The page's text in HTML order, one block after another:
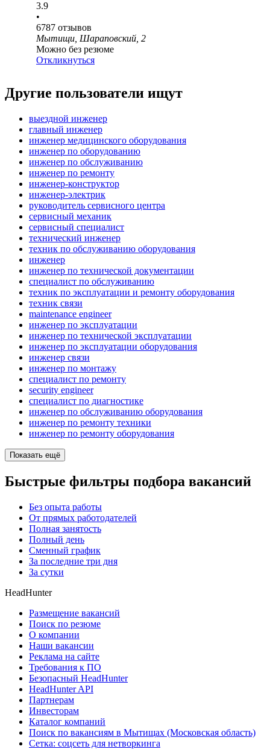
3.9
•
6787 отзывов
Мытищи, Шараповский, 2
Можно без резюме
Откликнуться
Другие пользователи ищут
выездной инженер
главный инженер
инженер медицинского оборудования
инженер по оборудованию
инженер по обслуживанию
инженер по ремонту
инженер-конструктор
инженер-электрик
руководитель сервисного центра
сервисный механик
сервисный специалист
технический инженер
техник по обслуживанию оборудования
инженер
инженер по технической документации
специалист по обслуживанию
техник по эксплуатации и ремонту оборудования
техник связи
maintenance engineer
инженер по эксплуатации
инженер по технической эксплуатации
инженер по эксплуатации оборудования
инженер связи
инженер по монтажу
специалист по ремонту
security engineer
специалист по диагностике
инженер по обслуживанию оборудования
инженер по ремонту техники
инженер по ремонту оборудования
Показать ещё
Быстрые фильтры подбора вакансий
Без опыта работы
От прямых работодателей
Полная занятость
Полный день
Сменный график
За последние три дня
За сутки
HeadHunter
Размещение вакансий
Поиск по резюме
О компании
Наши вакансии
Реклама на сайте
Требования к ПО
Безопасный HeadHunter
HeadHunter API
Партнерам
Инвесторам
Каталог компаний
Поиск по вакансиям в Мытищах (Московская область)
Сетка: соцсеть для нетворкинга